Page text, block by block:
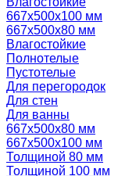
667х500х100 мм
667х500х80 мм
Влагостойкие
Полнотелые
Пустотелые
Для перегородок
Для стен
Для ванны
667х500х80 мм
667х500х100 мм
Толщиной 80 мм
Толщиной 100 мм